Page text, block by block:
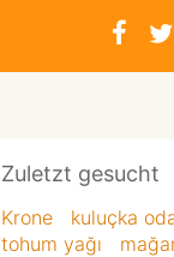
Zuletzt gesucht
Krone kuluçka
tohum yağı